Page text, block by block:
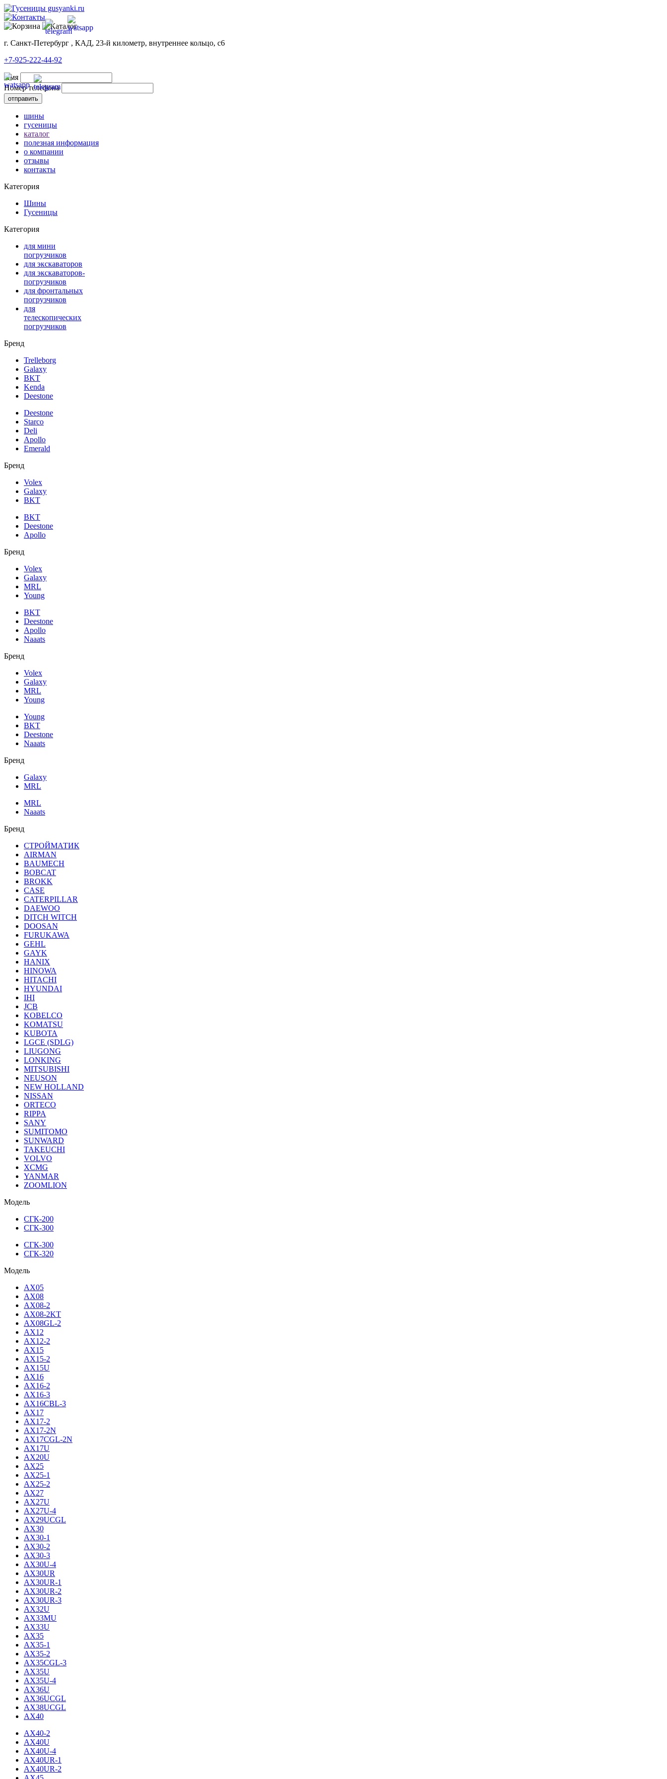
г. Санкт-Петербург , КАД, 23-й километр, внутреннее кольцо, с6
+7-925-222-44-92
Имя
Номер телефона
шины
гусеницы
каталог
полезная информация
о компании
отзывы
контакты
Категория
Шины
Гусеницы
Категория
для мини
погрузчиков
для экскаваторов
для экскаваторов-
погрузчиков
для фронтальных
погрузчиков
для
телескопических
погрузчиков
Бренд
Trelleborg
Galaxy
BKT
Kenda
Deestone
Deestone
Starco
Deli
Apollo
Emerald
Бренд
Volex
Galaxy
BKT
BKT
Deestone
Apollo
Бренд
Volex
Galaxy
MRL
Young
BKT
Deestone
Apollo
Naaats
Бренд
Volex
Galaxy
MRL
Young
Young
BKT
Deestone
Naaats
Бренд
Galaxy
MRL
MRL
Naaats
Бренд
СТРОЙМАТИК
AIRMAN
BAUMECH
BOBCAT
BROKK
CASE
CATERPILLAR
DAEWOO
DITCH WITCH
DOOSAN
FURUKAWA
GEHL
GAYK
HANIX
HINOWA
HITACHI
HYUNDAI
IHI
JCB
KOBELCO
KOMATSU
KUBOTA
LGCE (SDLG)
LIUGONG
LONKING
MITSUBISHI
NEUSON
NEW HOLLAND
NISSAN
ORTECO
RIPPA
SANY
SUMITOMO
SUNWARD
TAKEUCHI
VOLVO
XCMG
YANMAR
ZOOMLION
Модель
СГК-200
СГК-300
СГК-300
СГК-320
Модель
AX05
AX08
AX08-2
AX08-2KT
AX08GL-2
AX12
AX12-2
AX15
AX15-2
AX15U
AX16
AX16-2
AX16-3
AX16CBL-3
AX17
AX17-2
AX17-2N
AX17CGL-2N
AX17U
AX20U
AX25
AX25-1
AX25-2
AX27
AX27U
AX27U-4
AX29UCGL
AX30
AX30-1
AX30-2
AX30-3
AX30U-4
AX30UR
AX30UR-1
AX30UR-2
AX30UR-3
AX32U
AX33MU
AX33U
AX35
AX35-1
AX35-2
AX35CGL-3
AX35U
AX35U-4
AX36U
AX36UCGL
AX38UCGL
AX40
AX40-2
AX40U
AX40U-4
AX40UR-1
AX40UR-2